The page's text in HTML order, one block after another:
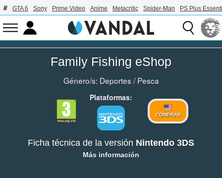
GTA 6 Sony Prime Video Anime Metacritic Spider-Man PS Plus
Family Fishing eShop
Género/s: Deportes/Pesca
Plataformas:
COMPRAR
Ficha técnica de la versión Nintendo 3DS
Más información